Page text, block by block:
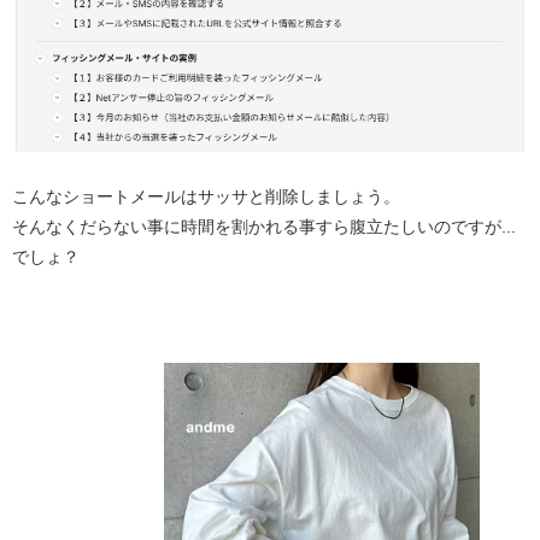
こんなショートメールはサッサと削除しましょう。
そんなくだらない事に時間を割かれる事すら腹立たしいのですが...
でしょ？